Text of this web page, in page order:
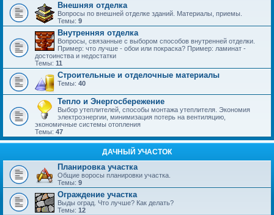
Внешняя отделка
Вопросы по внешней отделке зданий. Материалы, приемы.
Темы: 9
Внутренняя отделка
Вопросы, связанные с выбором способов внутренней отделки.
Пример: что лучше - обои или покраска? Пример: ламинат -
достоинства и недостатки
Темы: 11
Строительные и отделочные материалы
Темы: 40
Тепло и Энергосбережение
Выбор утеплителей, способы монтажа утеплителя. Экономия
электроэнергии, минимизация потерь на вентиляцию,
экономичные системы отопления
Темы: 47
ДАЧНЫЙ УЧАСТОК
Планировка участка
Общие воросы планировки участка.
Темы: 9
Ограждение участка
Выды оград. Что лучше? Как делать?
Темы: 12